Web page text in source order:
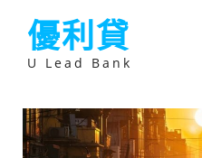
優利貸
U Lead Bank